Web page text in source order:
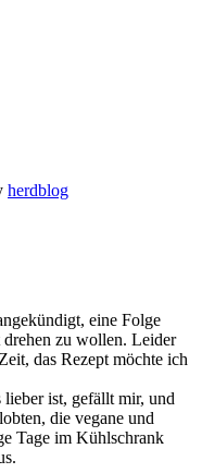
herdblog
eine Folge
zu wollen. Leider
das Rezept möchte ich
ist, gefällt mir, und
die vegane und
Tage im Kühlschrank